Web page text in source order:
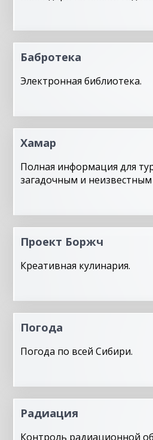
Бабротека
Электронная библиотека.
Хамар
Полная информация для
загадочным и
Проект Боржч
Креативная кулинария.
Погода
Погода по всей Сибири.
Радиация
Контроль радиационной